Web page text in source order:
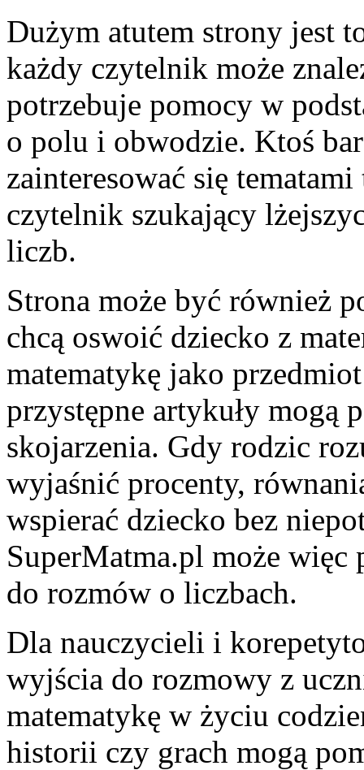
Dużym atutem strony jest
każdy czytelnik może
potrzebuje pomocy w
o polu i obwodzie. Ktoś
zainteresować się
czytelnik szukający
liczb.
Strona może być również
chcą oswoić dziecko z
matematykę jako
przystępne artykuły mogą
skojarzenia. Gdy rodzic
wyjaśnić procenty,
wspierać dziecko bez
SuperMatma.pl może więc
do rozmów o liczbach.
Dla nauczycieli i
wyjścia do rozmowy z
matematykę w życiu
historii czy grach mogą